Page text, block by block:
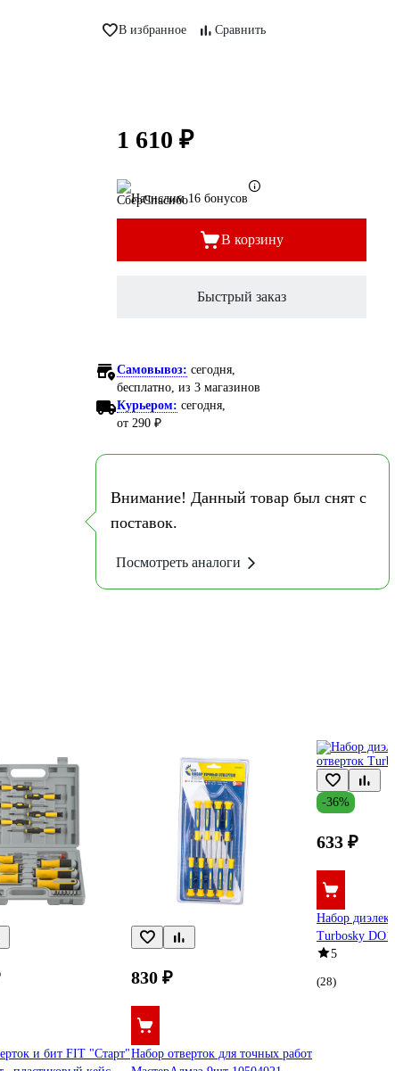
В избранное Сравнить
1 610 ₽
Начислим 16 бонусов
В корзину
Быстрый заказ
Самовывоз: сегодня,
бесплатно , из 3 магазинов
Курьером: сегодня,
от 290 ₽
Внимание! Данный товар был снят с
поставок.
Посмотреть аналоги
и бит FIT "Старт"
830 ₽
Набор отверток для точных работ
-36%
633 ₽
Набор
Turbosky
5
(28)